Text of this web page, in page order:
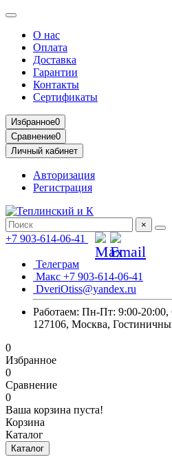
О нас
Оплата
Доставка
Гарантии
Контакты
Сертификаты
Избранное0
Сравнение0
Личный кабинет
Авторизация
Регистрация
×
+7 903-614-06-41
Телеграм
Макс +7 903-614-06-41
DveriOtiss@yandex.ru
Работаем: Пн-Пт: 9:00-
127106, Москва,
0
Избранное
0
Сравнение
0
Ваша корзина пуста!
Корзина
Каталог
Каталог